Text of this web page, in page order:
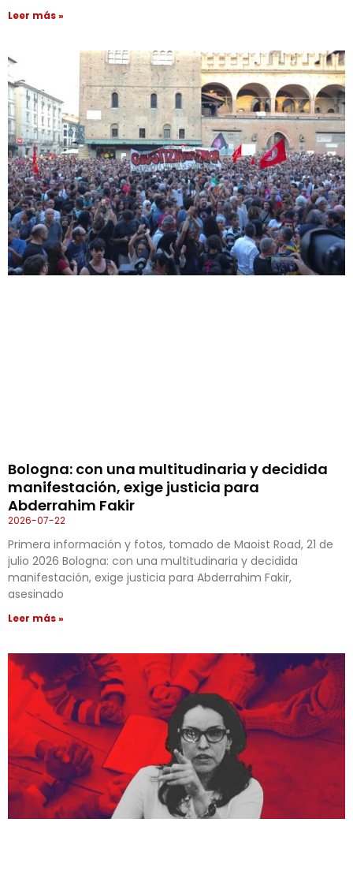
Leer más »
Bologna: con una multitudinaria y decidida
manifestación, exige justicia para
Abderrahim Fakir
2026-07-22
Primera información y fotos, tomado de Maoist Road, 21 de
julio 2026 Bologna: con una multitudinaria y decidida
manifestación, exige justicia para Abderrahim Fakir,
asesinado
Leer más »